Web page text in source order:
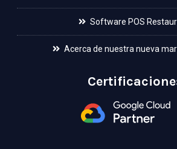
Software POS
Acerca de nuestra nueva